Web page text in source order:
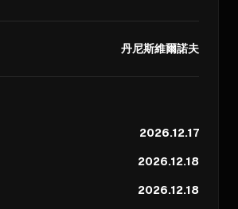
丹尼斯維爾諾夫
2026.12.17
2026.12.18
2026.12.18